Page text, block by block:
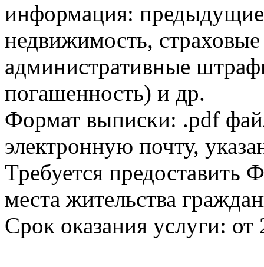
информация:
недвижимость,
административные
погашенность) и др.
Формат выписки: .pdf
электронную почту,
Требуется
места жительства
Срок оказания услуги: от